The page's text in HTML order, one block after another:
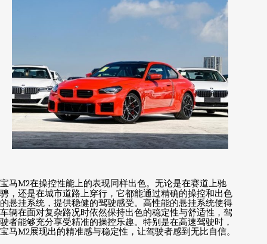
宝马M2在操控性能上的表现同样出色。无论是在赛道上驰
骋，还是在城市道路上穿行，它都能通过精确的操控和出色
的悬挂系统，提供稳健的驾驶感受。高性能的悬挂系统使得
车辆在面对复杂路况时依然保持出色的稳定性与舒适性，驾
驶者能够充分享受精准的操控乐趣。特别是在高速驾驶时，
宝马M2展现出的精准感与稳定性，让驾驶者感到无比自信。